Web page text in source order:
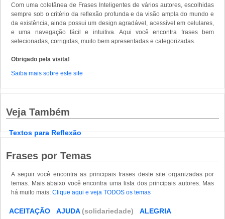
Com uma coletânea de Frases Inteligentes de vários autores, escolhidas
sempre sob o critério da reflexão profunda e da visão ampla do mundo e
da existência, ainda possui um design agradável, acessível em celulares,
e uma navegação fácil e intuitiva. Aqui você encontra frases bem
selecionadas, corrigidas, muito bem apresentadas e categorizadas.
Obrigado pela visita!
Saiba mais sobre este site
Veja Também
Textos para Reflexão
Frases por Temas
A seguir você encontra as principais frases deste site organizadas por
temas. Mais abaixo você encontra uma lista dos principais autores. Mas
há muito mais: Clique aqui e veja TODOS os temas
ACEITAÇÃO AJUDA(solidariedade)
ALEGRIA